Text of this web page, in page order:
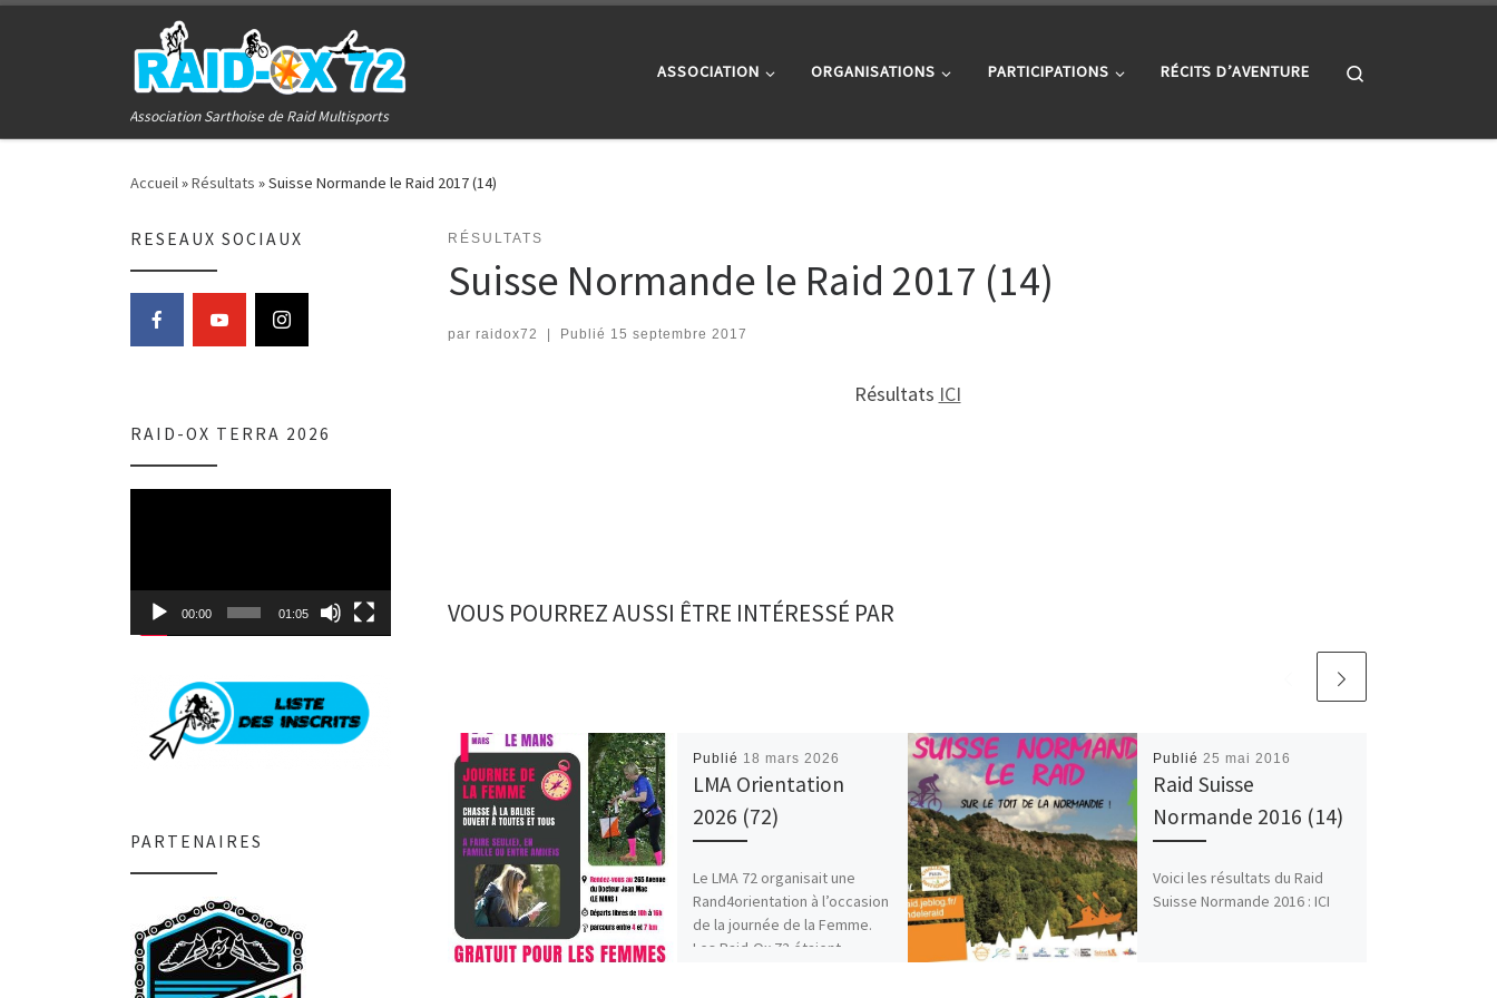
Association Sarthoise de Raid Multisports
ASSOCIATION ORGANISATIONS PARTICIPATIONS RÉCITS D’AVENTURE
Accueil»Résultats »Suisse Normande le Raid 2017 (14)
RÉSULTATS
Suisse Normande le Raid 2017 (14)
par raidox72 | Publié 15 septembre 2017
Résultats ICI
VOUS POURREZ AUSSI ÊTRE INTÉRESSÉ PAR
Publié 18 mars 2026
LMA Orientation
2026 (72)
Le LMA 72 organisait une
Rand4orientation à l’occasion
de la journée de la Femme.
Les Raid-Ox 72 étaient
Publié 25 mai 2016
Raid Suisse
Normande 2016 (14)
Voici les résultats du Raid
Suisse Normande 2016 : ICI
RESEAUX SOCIAUX
RAID-OX TERRA 2026
00:00 01:05
PARTENAIRES